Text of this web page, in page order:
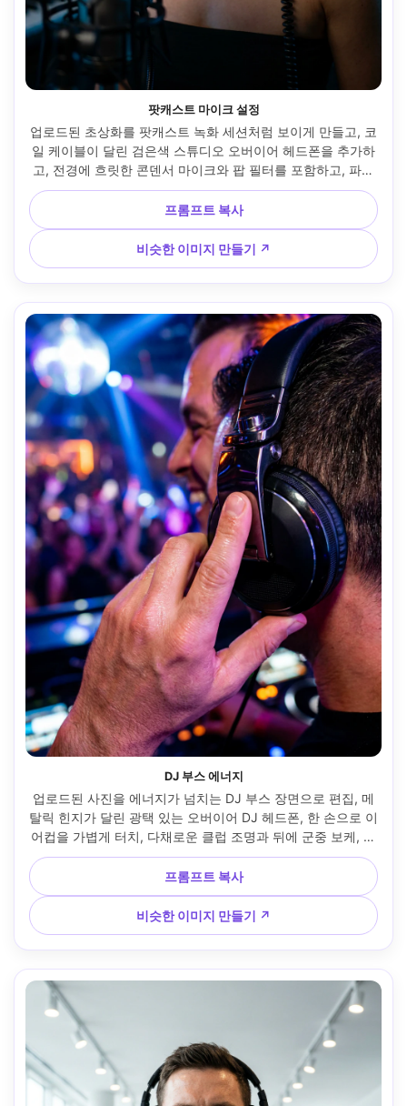
팟캐스트 마이크 설정
업로드된 초상화를 팟캐스트 녹화 세션처럼 보이게 만들고, 코
일 케이블이 달린 검은색 스튜디오 오버이어 헤드폰을 추가하
고, 전경에 흐릿한 콘덴서 마이크와 팝 필터를 포함하고, 파란
색 악센트가 있는 무디 스튜디오 조명, 얕은 피사계 심도,
Sony A7S III 50mm f/1.4로 촬영, 3/4 각도, 사실적인 스킨 디
테일, 콘텐츠 제작자 분위기 --ar 4:5
프롬프트 복사
비슷한 이미지 만들기 ↗
DJ 부스 에너지
업로드된 사진을 에너지가 넘치는 DJ 부스 장면으로 편집, 메
탈릭 힌지가 달린 광택 있는 오버이어 DJ 헤드폰, 한 손으로 이
어컵을 가볍게 터치, 다채로운 클럽 조명과 뒤에 군중 보케, 스
트로브 하이라이트, 시네마틱 대비, Nikon Z8 35mm f/1.8에
서 촬영, 다이나믹 클로즈업, 사실적인 땀 광택, 생생한 채도 추
가 --ar 4:5
프롬프트 복사
비슷한 이미지 만들기 ↗